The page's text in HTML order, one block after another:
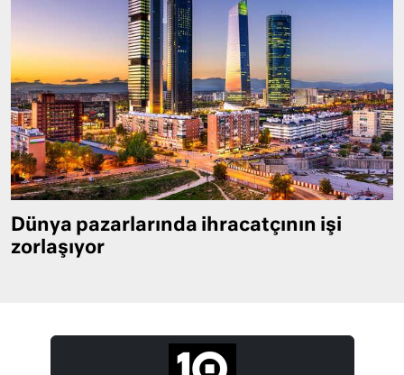
Dünya pazarlarında ihracatçının işi
zorlaşıyor